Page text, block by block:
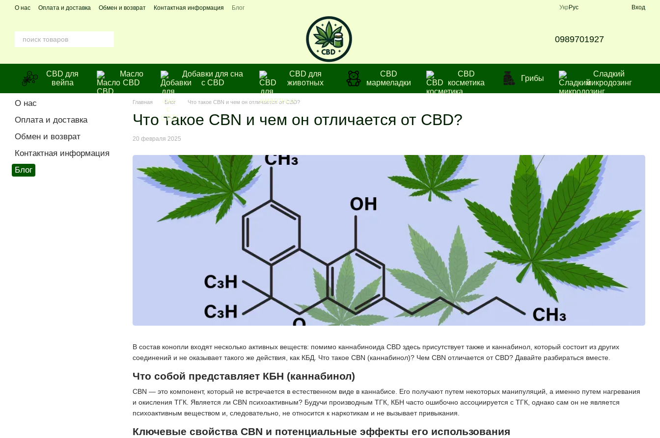
Перейти к основному контенту
О нас Оплата и доставка Обмен и возврат Контактная информация Блог Укр Рус Вход
0989701927
CBD для
вейпа
Масло
CBD
Добавки для сна
с CBD
CBD для
животных
СBD
мармеладки
CBD
косметика
Грибы
Сладкий
микродозинг
Главная Блог Что такое CBN и чем он отличается от CBD?
Что такое CBN и чем он отличается от CBD?
20 февраля 2025
В состав конопли входят несколько активных веществ: помимо каннабиноида CBD здесь присутствует также и каннабинол, который состоит из других
соединений и не оказывает такого же действия, как КБД. Что такое CBN (каннабинол)? Чем CBN отличается от CBD? Давайте разбираться вместе.
Что собой представляет КБН (каннабинол)
CBN — это компонент, который не встречается в естественном виде в каннабисе. Его получают путем некоторых манипуляций, а именно путем нагревания
и окисления ТГК. Является ли CBN психоактивным? Будучи производным ТГК, КБН часто ошибочно ассоциируется с ТГК, однако сам он не является
психоактивным веществом и, следовательно, не относится к наркотикам и не вызывает привыкания.
Ключевые свойства CBN и потенциальные эффекты его использования
О нас
Оплата и доставка
Обмен и возврат
Контактная информация
Блог